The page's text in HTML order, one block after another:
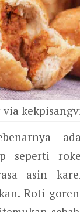
via
seperti
asin
Roti